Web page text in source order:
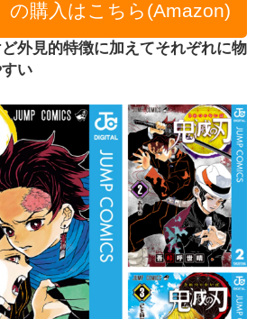
の購入はこちら(Amazon)
外見的特徴に加えてそれぞれに物
い